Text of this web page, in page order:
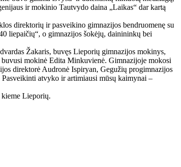
ir mokinio Tautvydo daina „Laikas“ dar kartą
direktorių ir pasveikino gimnazijos bendruomenę su
liepaičių“, o gimnazijos šokėjų, dainininkų bei
Žakaris, buvęs Lieporių gimnazijos mokinys,
mokinė Edita Minkuvienė. Gimnazijoje mokosi
direktorė Audronė Ispiryan, Gegužių progimnazijos
atvyko ir artimiausi mūsų kaimynai –
kieme Lieporių.